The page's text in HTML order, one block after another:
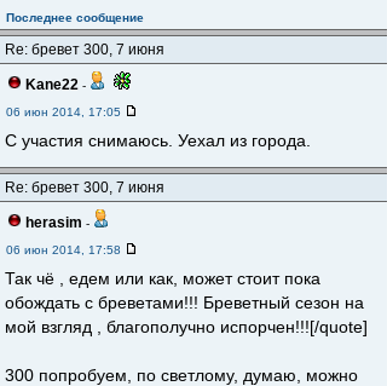
Последнее сообщение
Re: бревет 300, 7 июня
Kane22 -
06 июн 2014, 17:05
С участия снимаюсь. Уехал из города.
Re: бревет 300, 7 июня
herasim -
06 июн 2014, 17:58
Так чё , едем или как, может стоит пока
обождать с бреветами!!! Бреветный сезон на
мой взгляд , благополучно испорчен!!![/quote]
300 попробуем, по светлому, думаю, можно